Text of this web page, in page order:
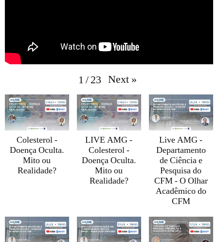
1/23 Next »
Colesterol -
Doença Oculta.
Mito ou
Realidade?
LIVE AMG -
Colesterol -
Doença Oculta.
Mito ou
Realidade?
Live AMG -
Departamento
de Ciência e
Pesquisa do
CFM - O Olhar
Acadêmico do
CFM